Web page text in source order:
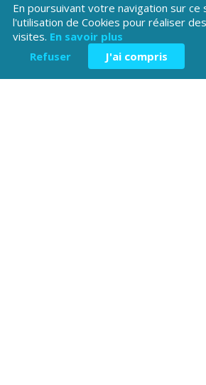
Valoriser
Restez informé des projets et des
Hautes-Alpes
En poursuivant votre navigation sur ce
l'utilisation de Cookies pour réaliser
visites. En savoir plus
Refuser
J'ai compris